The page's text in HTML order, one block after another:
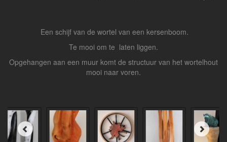
Een schijf van de wortel van een kersenboom.
Te mooi om te laten liggen.
Opgehangen aan een muur komt de structuur van het wortelhout
mooi naar voren.